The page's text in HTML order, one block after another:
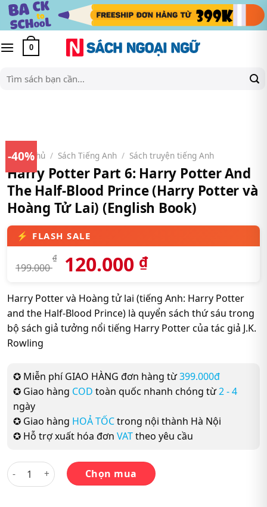
Skip
content
0
Tìm
kiếm:
-40%
Trang chủ / Sách Tiếng Anh / Sách truyện tiếng Anh
Harry Potter Part 6: Harry Potter And
The Half-Blood Prince (Harry Potter và
Hoàng Tử Lai) (English Book)
199.000
₫ 120.000 ₫
Harry Potter và Hoàng tử lai (tiếng Anh: Harry Potter
and the Half-Blood Prince) là quyển sách thứ sáu trong
bộ sách giả tưởng nổi tiếng Harry Potter của tác giả J.K.
Rowling
✪ Miễn phí GIAO HÀNG đơn hàng từ399.000đ
✪ Giao hàng COD toàn quốc nhanh chóng từ2 - 4
ngày
✪ Giao hàng HOẢ TỐCtrong nội thành Hà Nội
✪ Hỗ trợ xuất hóa đơn VATtheo yêu cầu
Harry Potter Part 6: Harry Potter And The Half-Blood
Chọn mua